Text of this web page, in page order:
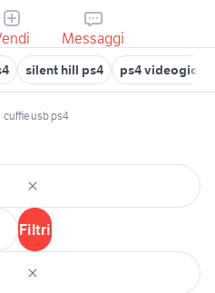
Messaggi
silent hill ps4 ps4
cuffie usb ps4
Filtri